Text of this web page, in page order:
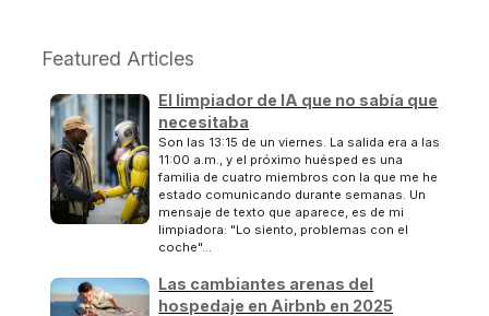
Featured Articles
El limpiador de IA que no sabía que
necesitaba
Son las 13:15 de un viernes. La salida era a las
11:00 a.m., y el próximo huésped es una
familia de cuatro miembros con la que me he
estado comunicando durante semanas. Un
mensaje de texto que aparece, es de mi
limpiadora: "Lo siento, problemas con el
coche"...
Las cambiantes arenas del
hospedaje en Airbnb en 2025